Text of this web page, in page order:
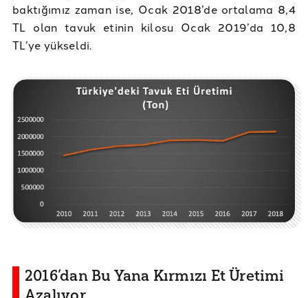
baktığımız zaman ise, Ocak 2018’de ortalama 8,4
TL olan tavuk etinin kilosu Ocak 2019’da 10,8
TL’ye yükseldi.
2016’dan Bu Yana Kırmızı Et Üretimi